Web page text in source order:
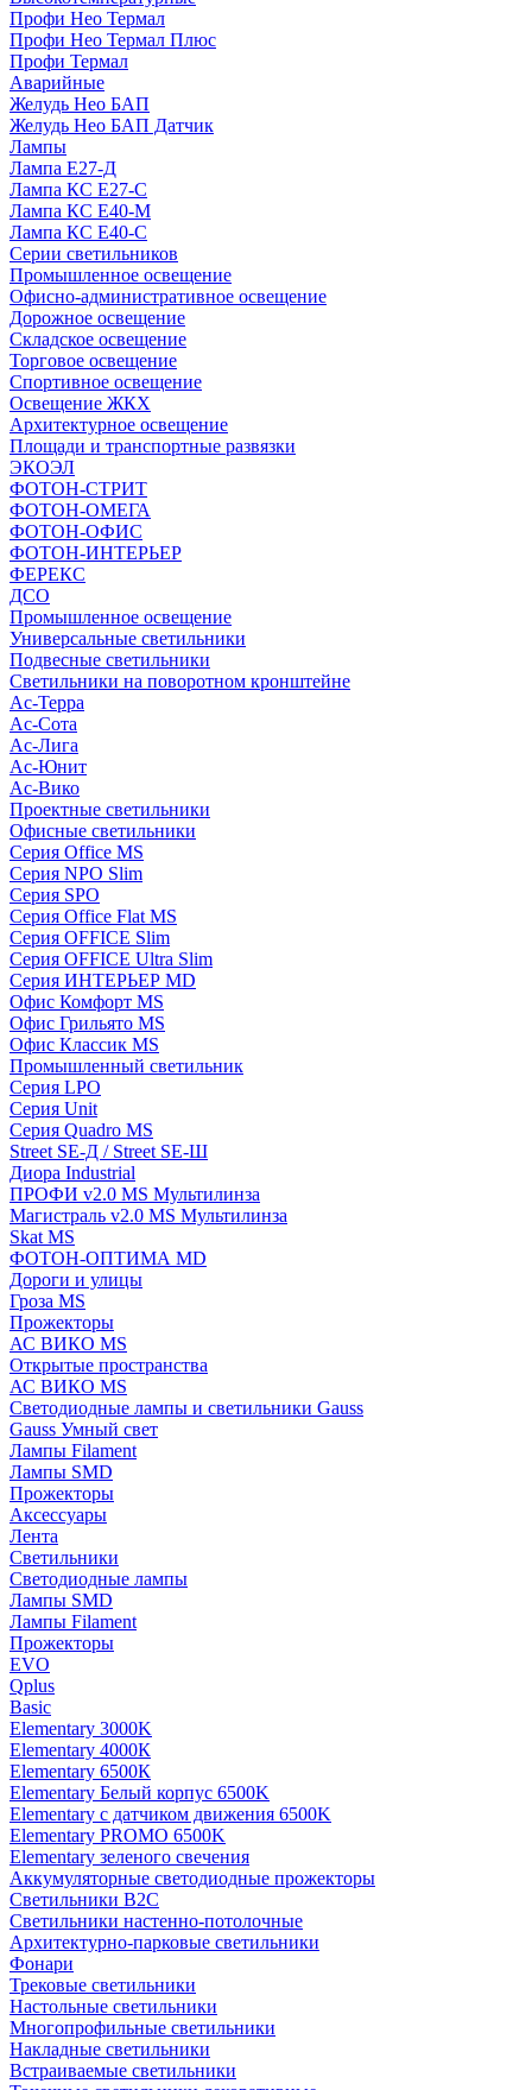
Профи Нео Термал
Профи Нео Термал Плюс
Профи Термал
Аварийные
Желудь Нео БАП
Желудь Нео БАП Датчик
Лампы
Лампа Е27-Д
Лампа КС Е27-С
Лампа КС Е40-М
Лампа КС Е40-С
Серии светильников
Промышленное освещение
Офисно-административное освещение
Дорожное освещение
Складское освещение
Торговое освещение
Спортивное освещение
Освещение ЖКХ
Архитектурное освещение
Площади и транспортные развязки
ЭКОЭЛ
ФОТОН-СТРИТ
ФОТОН-ОМЕГА
ФОТОН-ОФИС
ФОТОН-ИНТЕРЬЕР
ФЕРЕКС
ДСО
Промышленное освещение
Универсальные светильники
Подвесные светильники
Светильники на поворотном кронштейне
Ас-Терра
Ас-Сота
Ас-Лига
Ас-Юнит
Ас-Вико
Проектные светильники
Офисные светильники
Серия Office MS
Серия NPO Slim
Серия SPO
Серия Office Flat MS
Серия OFFICE Slim
Серия OFFICE Ultra Slim
Серия ИНТЕРЬЕР MD
Офис Комфорт MS
Офис Грильято MS
Офис Классик MS
Промышленный светильник
Серия LPO
Серия Unit
Серия Quadro MS
Street SE-Д / Street SE-Ш
Диора Industrial
ПРОФИ v2.0 MS Мультилинза
Магистраль v2.0 MS Мультилинза
Skat MS
ФОТОН-ОПТИМА MD
Дороги и улицы
Гроза MS
Прожекторы
АС ВИКО MS
Открытые пространства
АС ВИКО MS
Светодиодные лампы и светильники Gauss
Gauss Умный свет
Лампы Filament
Лампы SMD
Прожекторы
Аксессуары
Лента
Светильники
Светодиодные лампы
Лампы SMD
Лампы Filament
Прожекторы
EVO
Qplus
Basic
Elementary 3000K
Elementary 4000К
Elementary 6500К
Elementary Белый корпус 6500K
Elementary с датчиком движения 6500K
Elementary PROMO 6500K
Elementary зеленого свечения
Аккумуляторные светодиодные прожекторы
Светильники B2C
Светильники настенно-потолочные
Архитектурно-парковые светильники
Фонари
Трековые светильники
Настольные светильники
Многопрофильные светильники
Накладные светильники
Встраиваемые светильники